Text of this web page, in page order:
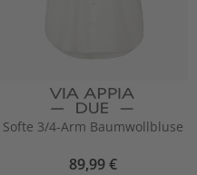
Softe 3/4-Arm Baumwollbluse
89,99 €